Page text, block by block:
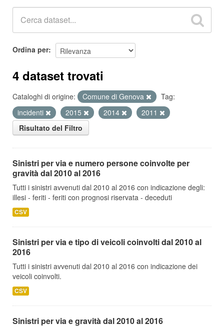
Ordina per
4 dataset trovati
Cataloghi di origine: Comune di Genova
Tag:
incidenti
2015 2014
2011
Risultato del Filtro
Sinistri per via e numero persone coinvolte per
gravità dal 2010 al 2016
Tutti i sinistri avvenuti dal 2010 al 2016 con indicazione degli:
illesi - feriti - feriti con prognosi riservata - deceduti
CSV
Sinistri per via e tipo di veicoli coinvolti dal 2010 al
2016
Tutti i sinistri avvenuti dal 2010 al 2016 con indicazione dei
veicoli coinvolti.
CSV
Sinistri per via e gravità dal 2010 al 2016